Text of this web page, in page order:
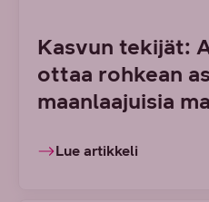
Kasvun tekijät:
ottaa rohkean
maanlaajuisia
Lue artikkeli